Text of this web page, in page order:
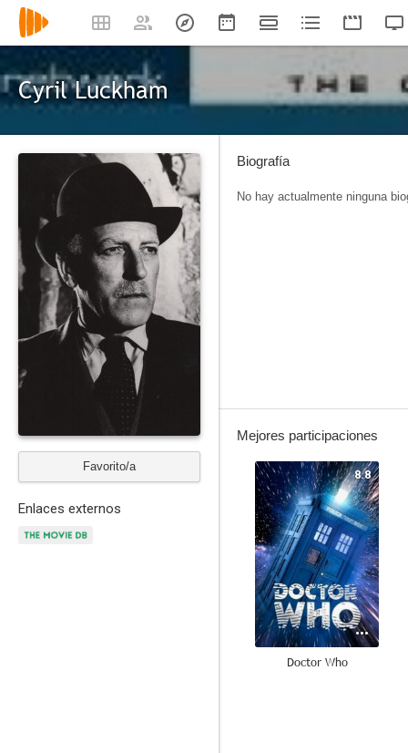
Cyril Luckham
Favorito/a
Enlaces externos
Biografía
No hay actualmente ninguna
Mejores participaciones
8.8
Doctor Who